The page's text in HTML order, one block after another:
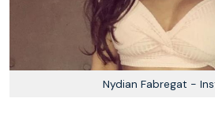
Nydian Fabregat -